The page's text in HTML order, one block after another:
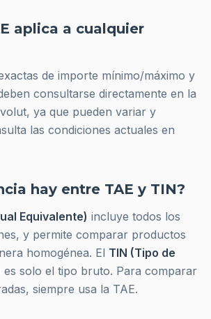
aplica a cualquier
de importe mínimo/máximo y
consultarse directamente en la
ya que pueden variar y
las condiciones actuales en
hay entre TAE y TIN?
Equivalente) incluye todos los
y permite comparar productos
homogénea. El TIN (Tipo de
es solo el tipo bruto. Para comparar
siempre usa la TAE.